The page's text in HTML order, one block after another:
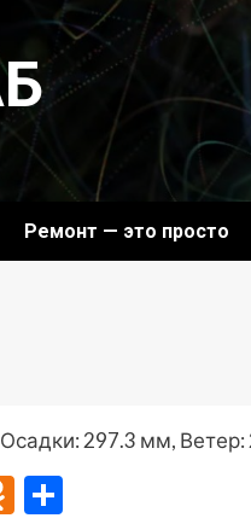
Ремонт — это просто
297.3 мм,
Odnoklassniki